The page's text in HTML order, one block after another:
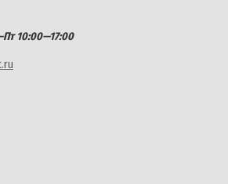
10:00—17:00